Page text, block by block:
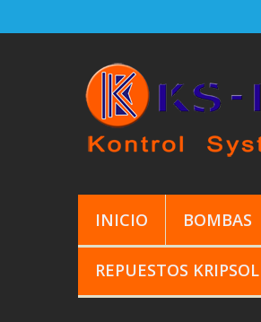
INICIO BOMBAS
REPUESTOS KRIPSOL